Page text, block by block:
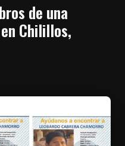
de una
Chilillos,